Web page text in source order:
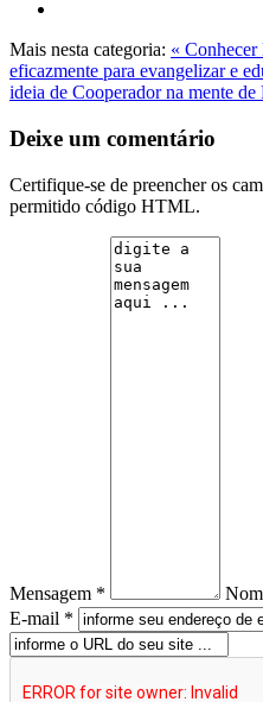
Mais nesta categoria: «
eficazmente para evangelizar e
ideia de Cooperador na mente
Deixe um comentário
Certifique-se de preencher os
permitido código HTML.
Mensagem *
E-mail *